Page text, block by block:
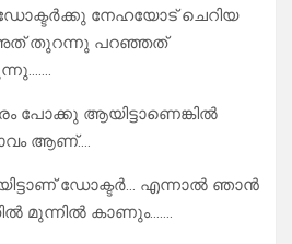
നേഹയോട് ചെറിയ
അത് തുറന്നു പറഞ്ഞത്
പോക്കു ആയിട്ടാണെങ്കിൽ
ആണ്….
ഡോക്ടർ… എന്നാൽ ഞാൻ
മുന്നിൽ കാണും…….